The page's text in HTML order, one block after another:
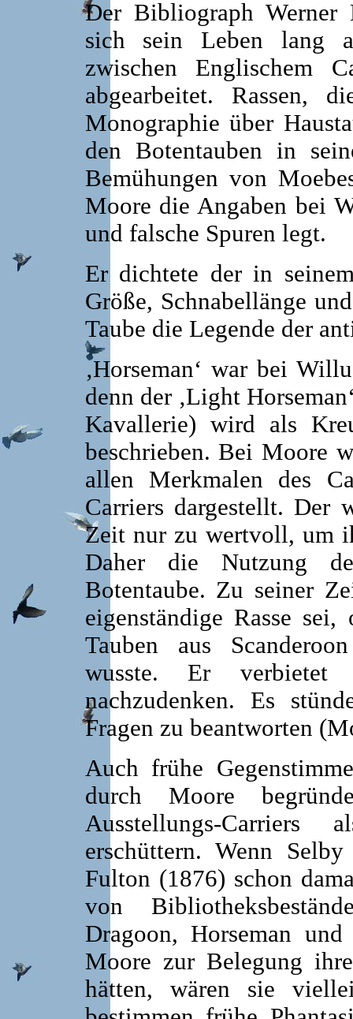
Der Bibliograph Werner
sich sein Leben lang
zwischen Englischem
abgearbeitet. Rassen,
Monographie über
den Botentauben in
Bemühungen von
Moore die Angaben bei
und falsche Spuren legt.
Er dichtete der in
Größe, Schnabellänge
Taube die Legende der
‚Horseman‘ war bei
denn der ‚Light
Kavallerie) wird als
beschrieben. Bei Moore
allen Merkmalen des
Carriers dargestellt. Der
Zeit nur zu wertvoll, um
Daher die Nutzung
Botentaube. Zu seiner
eigenständige Rasse
Tauben aus
wusste. Er verbietet
nachzudenken. Es
Fragen zu beantworten
Auch frühe
durch Moore
Ausstellungs-
erschüttern. Wenn
Fulton (1876) schon
von
Dragoon, Horseman
Moore zur Belegung
hätten, wären sie